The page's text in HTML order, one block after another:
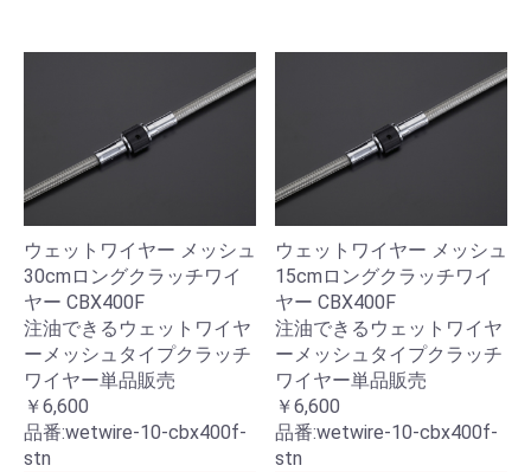
ウェットワイヤー メッシュ
30cmロングクラッチワイ
ヤー CBX400F
注油できるウェットワイヤ
ーメッシュタイプクラッチ
ワイヤー単品販売
￥6,600
品番:wetwire-10-cbx400f-
stn
ウェットワイヤー メッシュ
15cmロングクラッチワイ
ヤー CBX400F
注油できるウェットワイヤ
ーメッシュタイプクラッチ
ワイヤー単品販売
￥6,600
品番:wetwire-10-cbx400f-
stn